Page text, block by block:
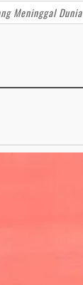
Meninggal Dunia